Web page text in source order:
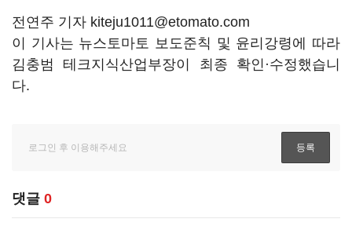
전연주 기자 kiteju1011@etomato.com
이 기사는 뉴스토마토 보도준칙 및 윤리강령에 따라
김충범 테크지식산업부장이 최종 확인·수정했습니
다.
댓글 0